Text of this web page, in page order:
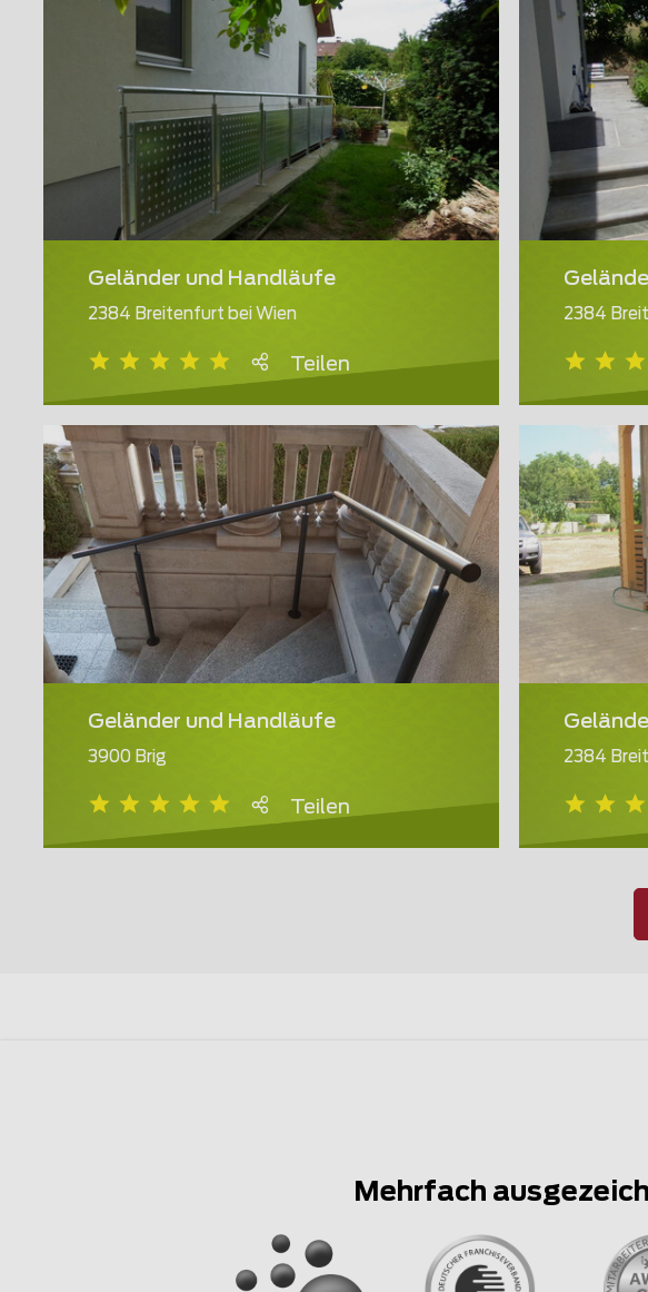
Geländer und Handläufe
2384 Breitenfurt bei Wien
Teilen
2384
Geländer und Handläufe
3900 Brig
Teilen
2384
Mehrfach